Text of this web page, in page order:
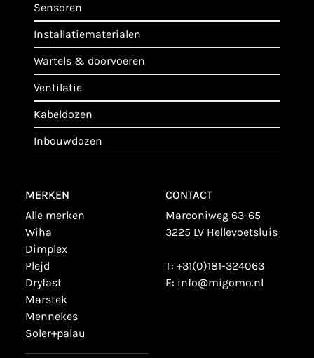
sensoren
installatiematerialen
wartels & doorvoeren
ventilatie
kabeldozen
inbouwdozen
MERKEN
alle merken
wiha
dimplex
plejd
dryfast
marstek
mennekes
soler+palau
CONTACT
Marconiweg 63-65
3225 LV Hellevoetsluis
T: +31(0)181-324063
E: info@migomo.nl